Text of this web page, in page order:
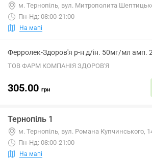
м. Тернопіль, вул. Митрополита
Пн-Нд: 08:00-21:00
На мапі
Ферролек-Здоров'я р-н д/ін. 50мг/мл амп.
ТОВ ФАРМ КОМПАНІЯ ЗДОРОВ'Я
305.00 грн
Тернопіль 1
м. Тернопіль, вул. Романа Купчинського,
Пн-Нд: 08:00-21:00
На мапі